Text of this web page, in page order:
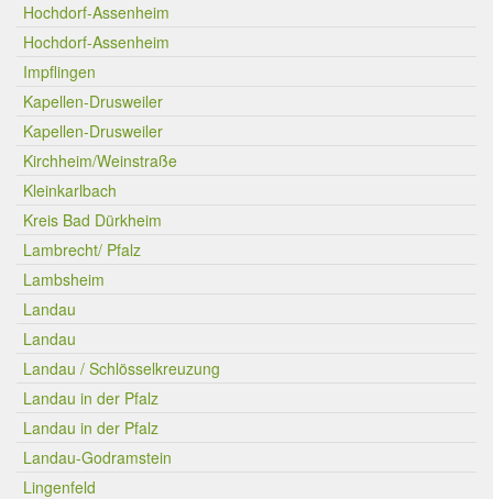
Hochdorf-Assenheim
Hochdorf-Assenheim
Impflingen
Kapellen-Drusweiler
Kapellen-Drusweiler
Kirchheim/Weinstraße
Kleinkarlbach
Kreis Bad Dürkheim
Lambrecht/ Pfalz
Lambsheim
Landau
Landau
Landau / Schlösselkreuzung
Landau in der Pfalz
Landau in der Pfalz
Landau-Godramstein
Lingenfeld